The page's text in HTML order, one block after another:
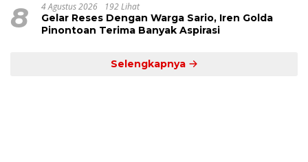
8 4 Agustus 2026 192 Lihat
Gelar Reses Dengan Warga Sario, Iren Golda
Pinontoan Terima Banyak Aspirasi
Selengkapnya